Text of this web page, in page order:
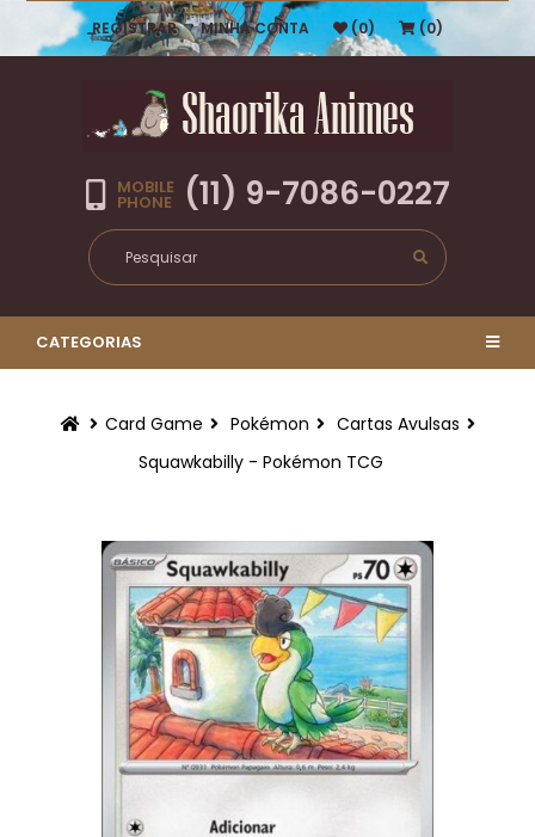
REGISTRAR MINHA CONTA (0) (0)
MOBILE
PHONE (11) 9-7086-0227
CATEGORIAS
Card Game Pokémon
Cartas Avulsas
Squawkabilly - Pokémon TCG